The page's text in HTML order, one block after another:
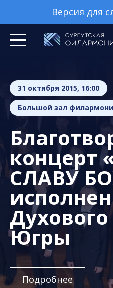
Версия для
31 октября 2015, 16:00
Большой зал
концерт
СЛАВУ
Югры
Подробнее